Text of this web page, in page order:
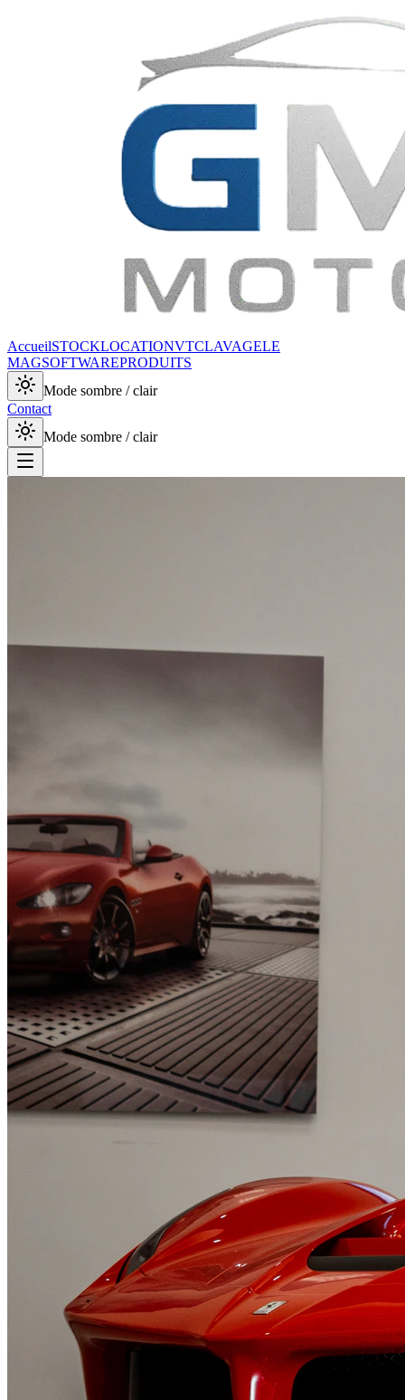
AccueilSTOCKLOCATIONVTCLAVAGELE
MAGSOFTWAREPRODUITS
Mode sombre / clair
Contact
Mode sombre / clair